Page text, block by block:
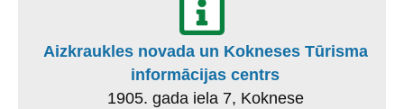
Aizkraukles novada un Kokneses Tūrisma
informācijas centrs
1905. gada iela 7, Koknese